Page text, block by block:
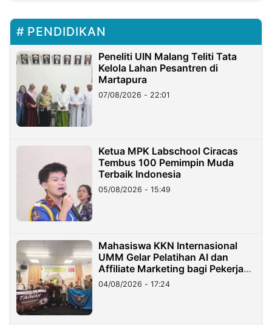
PENDIDIKAN
Peneliti UIN Malang Teliti Tata
Kelola Lahan Pesantren di
Martapura
07/08/2026 - 22:01
Ketua MPK Labschool Ciracas
Tembus 100 Pemimpin Muda
Terbaik Indonesia
05/08/2026 - 15:49
Mahasiswa KKN Internasional
UMM Gelar Pelatihan AI dan
Affiliate Marketing bagi Pekerja
Migran Indonesia di Taiwan
04/08/2026 - 17:24